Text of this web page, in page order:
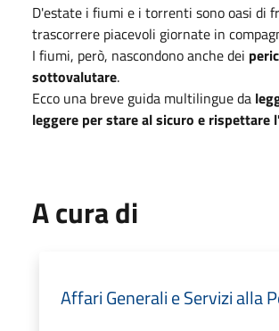
D'estate i fiumi e i torrenti sono oasi di
trascorrere piacevoli giornate in
I fiumi, però, nascondono anche dei
sottovalutare.
Ecco una breve guida multilingue da
leggere per stare al sicuro e rispettare
A cura di
Affari Generali e Servizi alla